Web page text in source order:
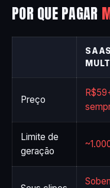
POR QUE PAGAR
Preço
Limite de
geração